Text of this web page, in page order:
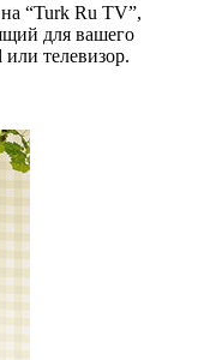
“Turk Ru TV”,
для вашего
или телевизор.